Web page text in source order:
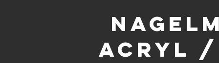
Acryl /